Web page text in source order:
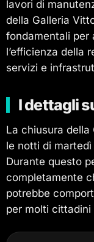
lavori di
della Galleria
fondamentali per
l’efficienza della
servizi e
I dettagli
La chiusura
le notti di
Durante questo
completamente
potrebbe
per molti